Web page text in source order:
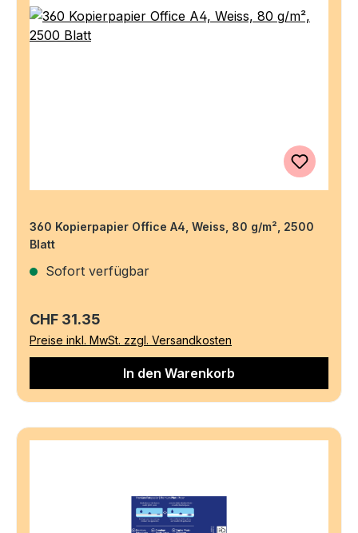
360 Kopierpapier Office A4, Weiss, 80 g/m², 2500
Blatt
Sofort verfügbar
Regulärer Preis:
CHF 31.35
Preise inkl. MwSt. zzgl. Versandkosten
In den Warenkorb